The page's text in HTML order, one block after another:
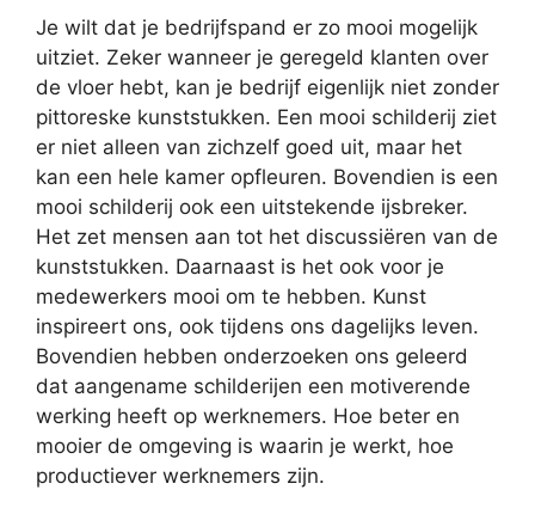
Je wilt dat je bedrijfspand er zo mooi mogelijk
uitziet. Zeker wanneer je geregeld klanten over
de vloer hebt, kan je bedrijf eigenlijk niet zonder
pittoreske kunststukken. Een mooi schilderij ziet
er niet alleen van zichzelf goed uit, maar het
kan een hele kamer opfleuren. Bovendien is een
mooi schilderij ook een uitstekende ijsbreker.
Het zet mensen aan tot het discussiëren van de
kunststukken. Daarnaast is het ook voor je
medewerkers mooi om te hebben. Kunst
inspireert ons, ook tijdens ons dagelijks leven.
Bovendien hebben onderzoeken ons geleerd
dat aangename schilderijen een motiverende
werking heeft op werknemers. Hoe beter en
mooier de omgeving is waarin je werkt, hoe
productiever werknemers zijn.